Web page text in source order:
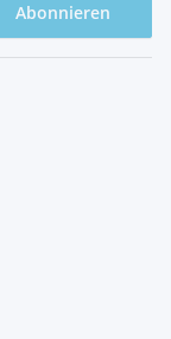
Abonnieren